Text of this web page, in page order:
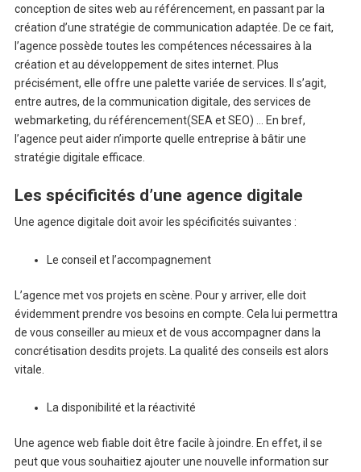
conception de sites web au référencement, en passant par la
création d’une stratégie de communication adaptée. De ce fait,
l’agence possède toutes les compétences nécessaires à la
création et au développement de sites internet. Plus
précisément, elle offre une palette variée de services. Il s’agit,
entre autres, de la communication digitale, des services de
webmarketing, du référencement(SEA et SEO) … En bref,
l’agence peut aider n’importe quelle entreprise à bâtir une
stratégie digitale efficace.
Les spécificités d’une agence digitale
Une agence digitale doit avoir les spécificités suivantes :
Le conseil et l’accompagnement
L’agence met vos projets en scène. Pour y arriver, elle doit
évidemment prendre vos besoins en compte. Cela lui permettra
de vous conseiller au mieux et de vous accompagner dans la
concrétisation desdits projets. La qualité des conseils est alors
vitale.
La disponibilité et la réactivité
Une agence web fiable doit être facile à joindre. En effet, il se
peut que vous souhaitiez ajouter une nouvelle information sur